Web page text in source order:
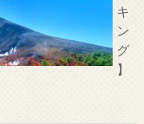
キ
ン
グ
】